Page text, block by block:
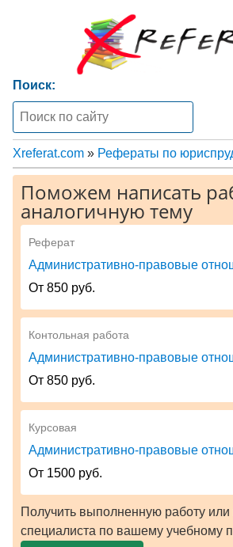
Поиск:
Xreferat.com » Рефераты по
Поможем написать
аналогичную тему
Реферат
Административно-правовые
От 850 руб.
Контольная работа
Административно-правовые
От 850 руб.
Курсовая
Административно-правовые
От 1500 руб.
Получить выполненную работу или
специалиста по вашему учебному